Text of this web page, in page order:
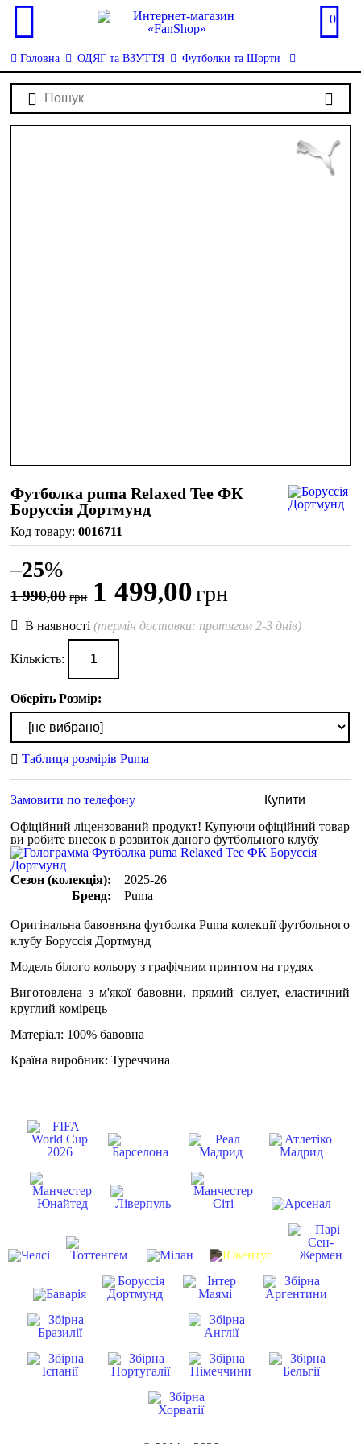
0
Головна ОДЯГ та ВЗУТТЯ Футболки та Шорти
Футболка puma Relaxed Tee ФК
Боруссія Дортмунд
0016711
–25%
1 990,00 грн 1 499,00грн
В наявності(термін доставки: протягом 2-3 днів)
Кількість:
Оберіть Розмір:
Таблиця розмірів Puma
Замовити по телефону
Купити
Офіційний ліцензований продукт!Купуючи офіційний товар
ви робите внесок в розвиток даного футбольного клубу
Сезон (колекція):
2025-26
Бренд:
Puma
Оригінальна бавовняна футболка Puma колекції футбольного
клубу Боруссія Дортмунд
Модель білого кольору з графічним принтом на грудях
Виготовлена з м'якої бавовни, прямий силует, еластичний
круглий комірець
Матеріал: 100% бавовна
Країна виробник: Туреччина